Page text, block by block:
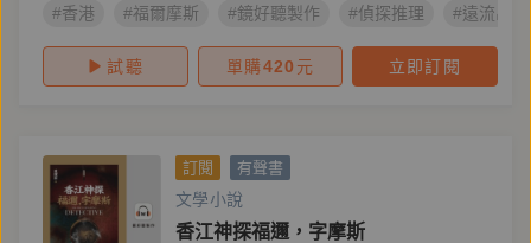
#香港 #福爾摩斯 #鏡好聽製作 #偵探推理 #遠流出版
試聽 單購420 元 立即訂閱
訂閱 有聲書
文學小說
香江神探福邇，字摩斯